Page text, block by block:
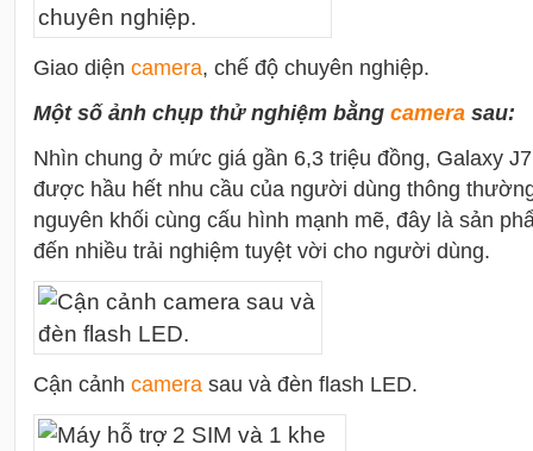
Giao diện camera, chế độ chuyên nghiệp.
Một số ảnh chụp thử nghiệm bằng camera sau:
Nhìn chung ở mức giá gần 6,3 triệu đồng, Galaxy
được hầu hết nhu cầu của người dùng thông
nguyên khối cùng cấu hình mạnh mẽ, đây là sản
đến nhiều trải nghiệm tuyệt vời cho người dùng.
Cận cảnh camera sau và đèn flash LED.